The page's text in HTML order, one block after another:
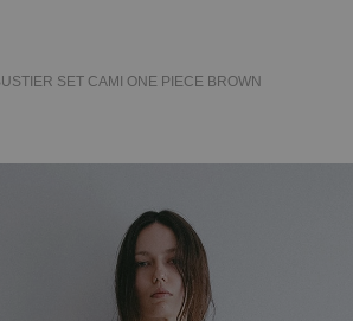
SET CAMI ONE PIECE BROWN